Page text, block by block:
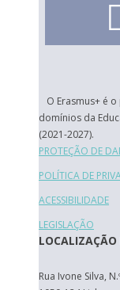
O Erasmus+ é
domínios da
(2021-2027).
PROTEÇÃO DE
POLÍTICA DE
ACESSIBILIDADE
LEGISLAÇÃO
Rua Ivone Silva,